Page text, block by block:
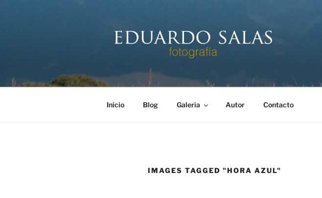
EDUARDO SALAS
Página personal del fotógrafo Eduardo Salas
Inicio Blog Galeria Autor Contacto
IMAGES TAGGED "HORA AZUL"